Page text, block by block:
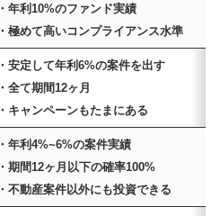
・年利10%のファンド実績
・極めて高いコンプライアンス水準
・安定して年利6%の案件を出す
・全て期間12ヶ月
・キャンペーンもたまにある
・年利4%~6%の案件実績
・期間12ヶ月以下の確率100%
・不動産案件以外にも投資できる